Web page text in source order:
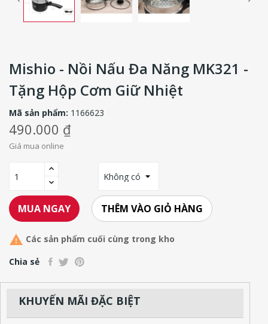
Mishio - Nồi Nấu Đa Năng MK321 -
Tặng Hộp Cơm Giữ Nhiệt
Mã sản phẩm: 1166623
490.000 ₫
Giá mua online
MUA NGAY THÊM VÀO GIỎ HÀNG
 Các sản phẩm cuối cùng trong kho
Chia sẻ
KHUYẾN MÃI ĐẶC BIỆT